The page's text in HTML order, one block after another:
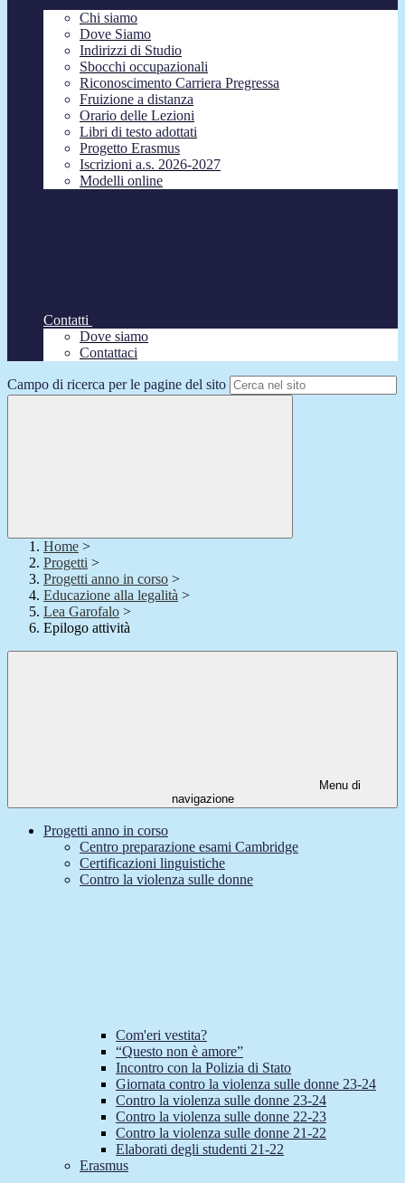
Chi siamo
Dove Siamo
Indirizzi di Studio
Sbocchi occupazionali
Riconoscimento Carriera Pregressa
Fruizione a distanza
Orario delle Lezioni
Libri di testo adottati
Progetto Erasmus
Iscrizioni a.s. 2026-2027
Modelli online
Contatti
Dove siamo
Contattaci
Campo di ricerca per le pagine del sito
Home >
Progetti >
Progetti anno in corso >
Educazione alla legalità >
Lea Garofalo >
Epilogo attività
Menu di
navigazione
Progetti anno in corso
Centro preparazione esami Cambridge
Certificazioni linguistiche
Contro la violenza sulle donne
Com'eri vestita?
“Questo non è amore”
Incontro con la Polizia di Stato
Giornata contro la violenza sulle donne 23-24
Contro la violenza sulle donne 23-24
Contro la violenza sulle donne 22-23
Contro la violenza sulle donne 21-22
Elaborati degli studenti 21-22
Erasmus